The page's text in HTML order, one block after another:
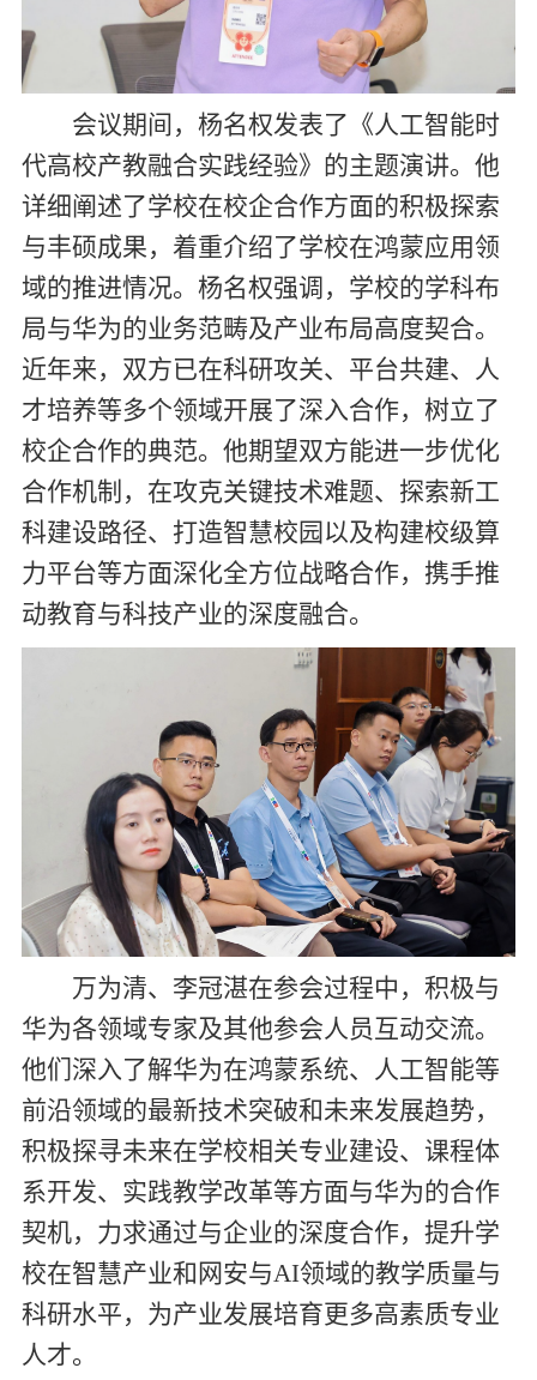
会议期间，杨名权发表了《人工智能时
代高校产教融合实践经验》的主题演讲。他
详细阐述了学校在校企合作方面的积极探索
与丰硕成果，着重介绍了学校在鸿蒙应用领
域的推进情况。杨名权强调，学校的学科布
局与华为的业务范畴及产业布局高度契合。
近年来，双方已在科研攻关、平台共建、人
才培养等多个领域开展了深入合作，树立了
校企合作的典范。他期望双方能进一步优化
合作机制，在攻克关键技术难题、探索新工
科建设路径、打造智慧校园以及构建校级算
力平台等方面深化全方位战略合作，携手推
动教育与科技产业的深度融合。
万为清、李冠湛在参会过程中，积极与
华为各领域专家及其他参会人员互动交流。
他们深入了解华为在鸿蒙系统、人工智能等
前沿领域的最新技术突破和未来发展趋势，
积极探寻未来在学校相关专业建设、课程体
系开发、实践教学改革等方面与华为的合作
契机，力求通过与企业的深度合作，提升学
校在智慧产业和网安与AI领域的教学质量与
科研水平，为产业发展培育更多高素质专业
人才。